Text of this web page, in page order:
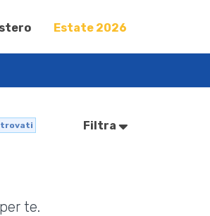
Estate 2026
Filtra
te.